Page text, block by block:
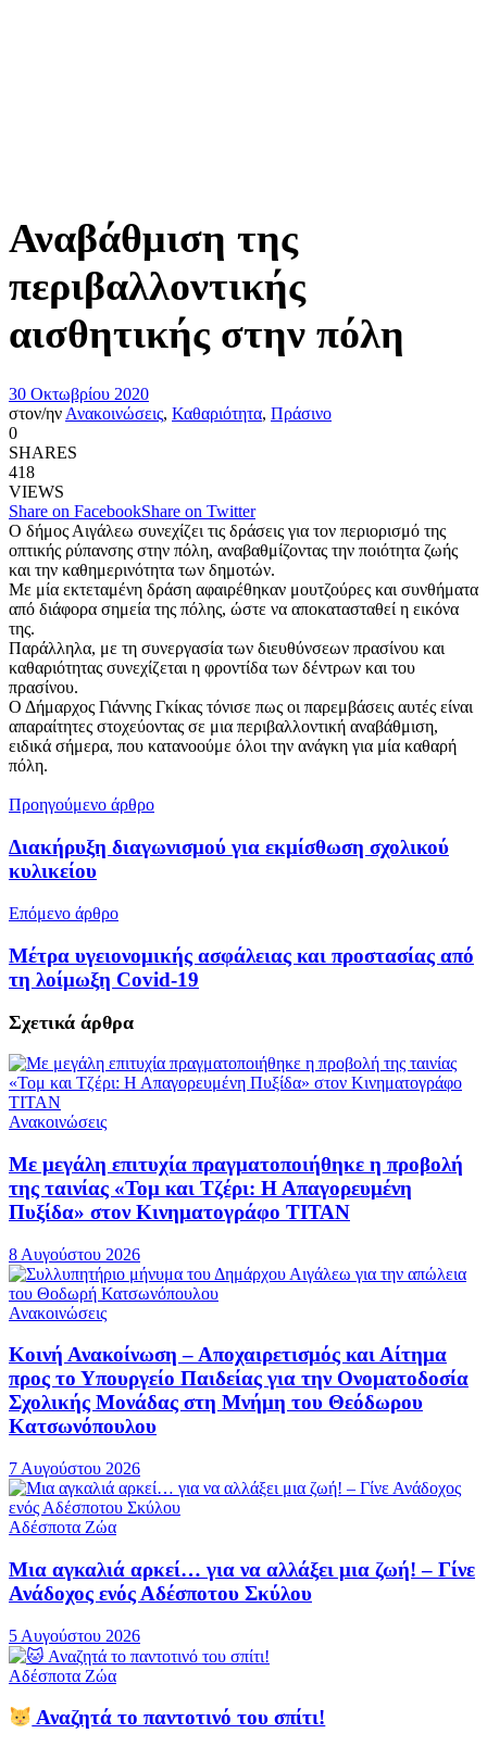
Αναβάθμιση της
περιβαλλοντικής
αισθητικής στην πόλη
30 Οκτωβρίου 2020
στον/ηνΑνακοινώσεις, Καθαριότητα, Πράσινο
0
SHARES
418
VIEWS
Share on FacebookShare on Twitter
Ο δήμος Αιγάλεω συνεχίζει τις δράσεις για τον περιορισμό της
οπτικής ρύπανσης στην πόλη, αναβαθμίζοντας την ποιότητα ζωής
και την καθημερινότητα των δημοτών.
Με μία εκτεταμένη δράση αφαιρέθηκαν μουτζούρες και συνθήματα
από διάφορα σημεία της πόλης, ώστε να αποκατασταθεί η εικόνα
της.
Παράλληλα, με τη συνεργασία των διευθύνσεων πρασίνου και
καθαριότητας συνεχίζεται η φροντίδα των δέντρων και του
πρασίνου.
Ο Δήμαρχος Γιάννης Γκίκας τόνισε πως οι παρεμβάσεις αυτές είναι
απαραίτητες στοχεύοντας σε μια περιβαλλοντική αναβάθμιση,
ειδικά σήμερα, που κατανοούμε όλοι την ανάγκη για μία καθαρή
πόλη.
Προηγούμενο άρθρο
Διακήρυξη διαγωνισμού για εκμίσθωση σχολικού
κυλικείου
Επόμενο άρθρο
Μέτρα υγειονομικής ασφάλειας και προστασίας από
τη λοίμωξη Covid-19
Σχετικά άρθρα
Ανακοινώσεις
Με μεγάλη επιτυχία πραγματοποιήθηκε η προβολή
της ταινίας «Τομ και Τζέρι: Η Απαγορευμένη
Πυξίδα» στον Κινηματογράφο ΤΙΤΑΝ
8 Αυγούστου 2026
Ανακοινώσεις
Κοινή Ανακοίνωση – Αποχαιρετισμός και Αίτημα
προς το Υπουργείο Παιδείας για την Ονοματοδοσία
Σχολικής Μονάδας στη Μνήμη του Θεόδωρου
Κατσωνόπουλου
7 Αυγούστου 2026
Αδέσποτα Ζώα
Μια αγκαλιά αρκεί… για να αλλάξει μια ζωή! – Γίνε
Ανάδοχος ενός Αδέσποτου Σκύλου
5 Αυγούστου 2026
Αδέσποτα Ζώα
Αναζητά το παντοτινό του σπίτι!